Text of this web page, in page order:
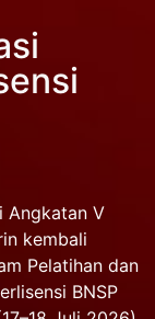
Angkatan V
kembali
Pelatihan dan
BNSP